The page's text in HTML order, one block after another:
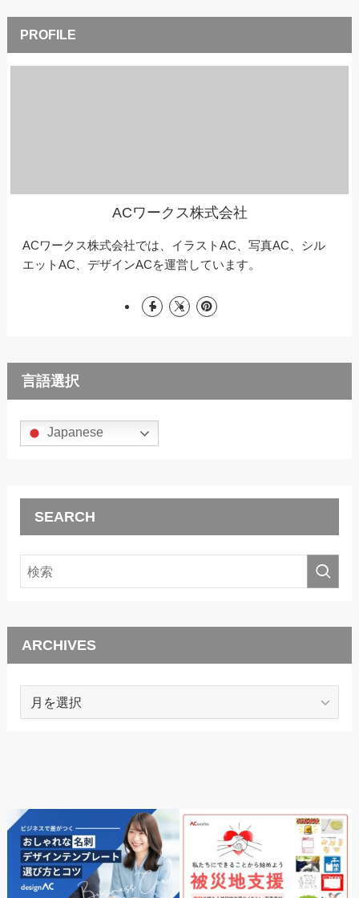
ACワークス株式会社
ACワークス株式会社では、イラストAC、写真AC、シル
エットAC、デザインACを運営しています。
言語選択
Japanese
SEARCH
ARCHIVES
ARCHIVES